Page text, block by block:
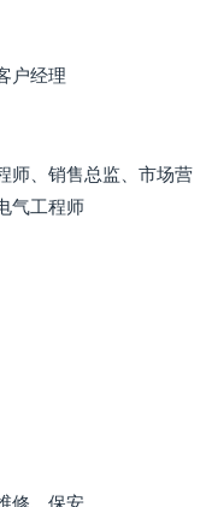
户经理
师、销售总监、市场营
气工程师
修、保安